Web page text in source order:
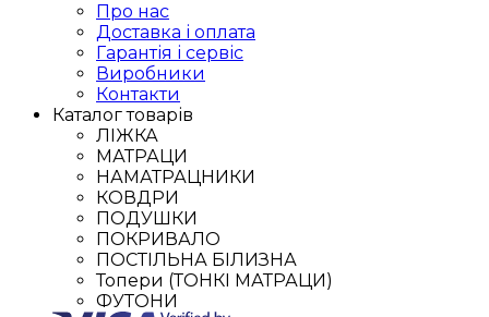
Про нас
Доставка і оплата
Гарантія і сервіс
Виробники
Контакти
Каталог товарів
ЛІЖКА
МАТРАЦИ
НАМАТРАЦНИКИ
КОВДРИ
ПОДУШКИ
ПОКРИВАЛО
ПОСТІЛЬНА БІЛИЗНА
Топери (ТОНКІ МАТРАЦИ)
ФУТОНИ